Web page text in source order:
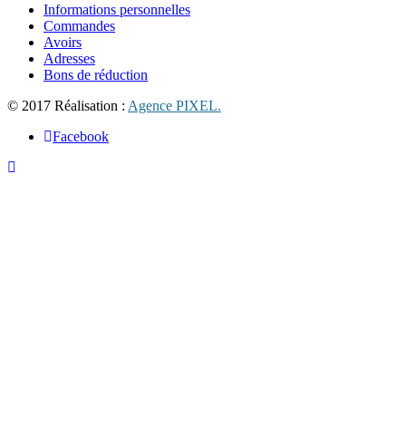
Informations personnelles
Commandes
Avoirs
Adresses
Bons de réduction
© 2017 Réalisation : Agence PIXEL.
Facebook